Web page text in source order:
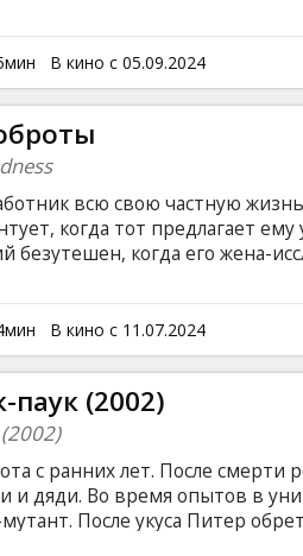
модель города и случайно
в обоих мирах - лишь
имя Битлджуса, и
собственный хаос. Просим
для родителей перед
В кино с 05.09.2024
всю свою частную
когда тот предлагает
безутешен, когда его жена-
что ее подменили.
по поручению своего гуру
мертвых. Фильм на английском
русском языках.
В кино с 11.07.2024
паук (2002)
с ранних лет. После
и дяди. Во время опытов в
мутант. После укуса Питер